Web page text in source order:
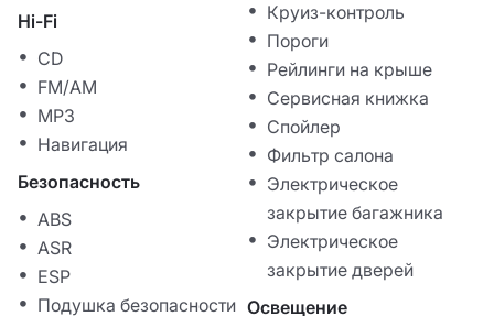
Hi-Fi
CD
FM/AM
MP3
Навигация
Безопасность
ABS
ASR
ESP
Подушка безопасности
Круиз-контроль
Пороги
Рейлинги на крыше
Сервисная книжка
Спойлер
Фильтр салона
Электрическое
закрытие багажника
Электрическое
закрытие дверей
Освещение